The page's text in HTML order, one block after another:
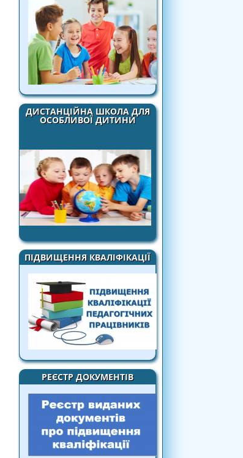
ДИСТАНЦІЙНА ШКОЛА ДЛЯ
ОСОБЛИВОЇ ДИТИНИ
ПІДВИЩЕННЯ КВАЛІФІКАЦІЇ
РЕЄСТР ДОКУМЕНТІВ